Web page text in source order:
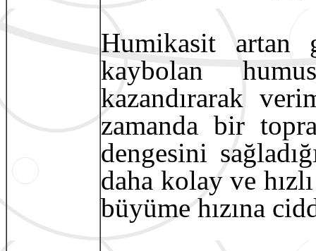
Humikasit artan
kaybolan
kazandırarak
zamanda bir
dengesini
daha kolay ve
büyüme hızına